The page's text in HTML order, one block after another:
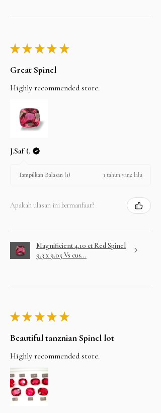
★ ★ ★ ★ ★
Great Spinel
Highly recommended store.
J.Saf (.
Tampilkan Balasan (1) 1 tahun yang lalu
Apakah ulasan ini bermanfaat?
Magnificient 4.10 ct Red Spinel
9.3 x 9.05 Vs cus...
★ ★ ★ ★ ★
Beautiful tanznian Spinel lot
Highly recommended store.